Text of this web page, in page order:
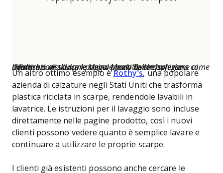
Il marchio di skincare Meow Meow Tweet fornisce informazioni su ogni pagina prodotto che spiegano come riciclare o restituire le singole parti della confezione ai clienti.
Un altro ottimo esempio è Rothy’s, una popolare
azienda di calzature negli Stati Uniti che trasforma
plastica riciclata in scarpe, rendendole lavabili in
lavatrice. Le istruzioni per il lavaggio sono incluse
direttamente nelle pagine prodotto, così i nuovi
clienti possono vedere quanto è semplice lavare e
continuare a utilizzare le proprie scarpe.
I clienti già esistenti possono anche cercare le